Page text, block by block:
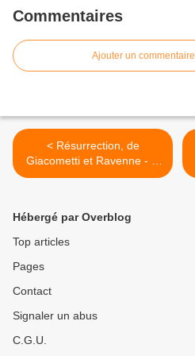
Commentaires
Ajouter un commentaire
< Résurrection, de
Giacometti et Ravenne - la
saga du soleil noir, tome 4
Hébergé par Overblog
Top articles
Pages
Contact
Signaler un abus
C.G.U.